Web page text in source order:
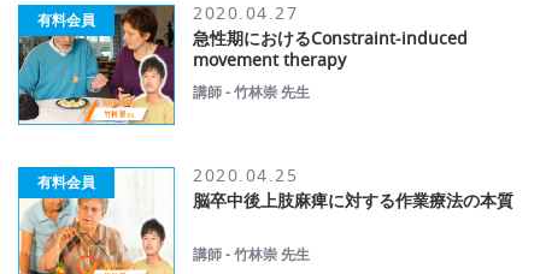
有料会員
2020.04.27
急性期におけるConstraint-induced
movement therapy
講師 - 竹林崇 先生
有料会員
2020.04.25
脳卒中後上肢麻痺に対する作業療法の本質
講師 - 竹林崇 先生